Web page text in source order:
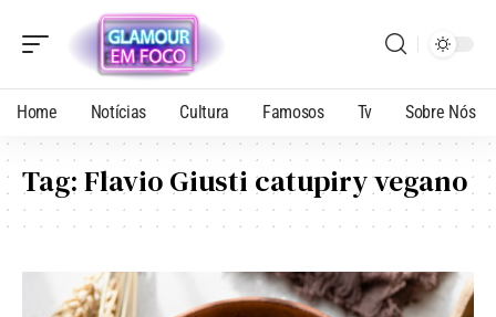
Home Notícias Cultura Famosos Tv Sobre Nós
Tag:Flavio Giusti catupiry vegano